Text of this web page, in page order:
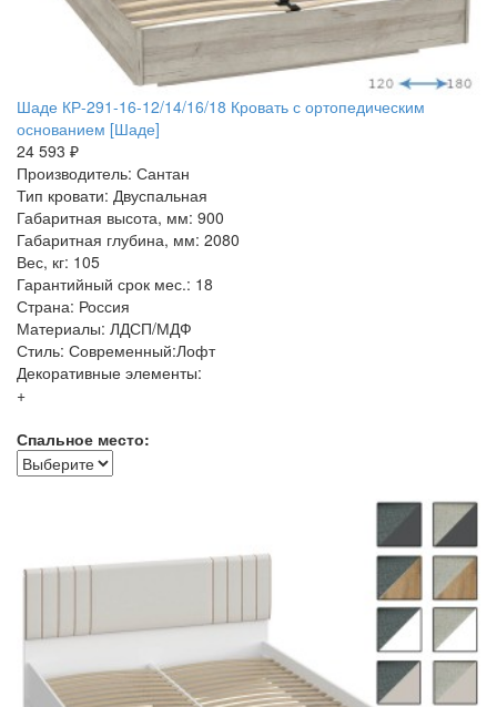
Шаде КР-291-16-12/14/16/18 Кровать с ортопедическим
основанием [Шаде]
24 593 ₽
Производитель: Сантан
Тип кровати: Двуспальная
Габаритная высота, мм: 900
Габаритная глубина, мм: 2080
Вес, кг: 105
Гарантийный срок мес.: 18
Страна: Россия
Материалы: ЛДСП/МДФ
Стиль: Современный:Лофт
Декоративные элементы:
+
Спальное место: